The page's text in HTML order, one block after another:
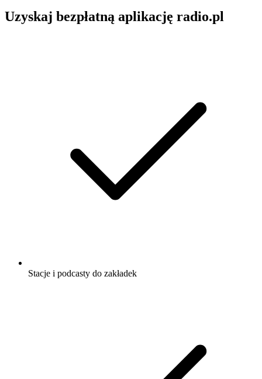
Uzyskaj bezpłatną aplikację radio.pl
Stacje i podcasty do zakładek